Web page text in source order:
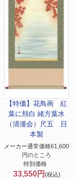
【特価】花鳥画 紅
葉に頬白 緒方葉水
（清瀧会）尺五 日
本製
メーカー通常価格61,600
円のところ
特別価格
33,550円 (税込)